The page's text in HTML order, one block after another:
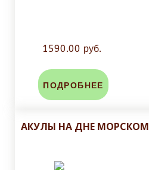
1590.00 руб.
ПОДРОБНЕЕ
АКУЛЫ НА ДНЕ МОРСКОМ